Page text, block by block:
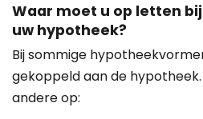
Waar moet u op letten
uw hypotheek?
Bij sommige
gekoppeld aan de
andere op: